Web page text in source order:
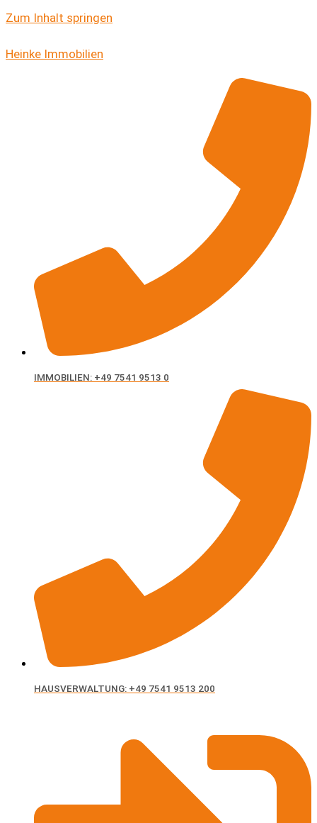
Zum Inhalt springen
Heinke Immobilien
IMMOBILIEN: +49 7541 9513 0
HAUSVERWALTUNG: +49 7541 9513 200